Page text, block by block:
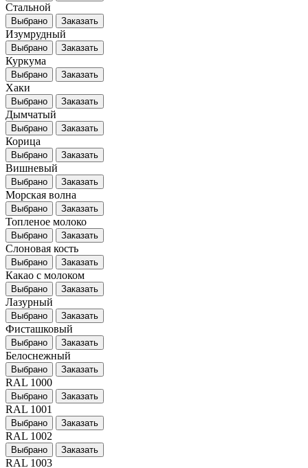
Стальной
Выбрано Заказать
Изумрудный
Выбрано Заказать
Куркума
Выбрано Заказать
Хаки
Выбрано Заказать
Дымчатый
Выбрано Заказать
Корица
Выбрано Заказать
Вишневый
Выбрано Заказать
Морская волна
Выбрано Заказать
Топленое молоко
Выбрано Заказать
Слоновая кость
Выбрано Заказать
Какао с молоком
Выбрано Заказать
Лазурный
Выбрано Заказать
Фисташковый
Выбрано Заказать
Белоснежный
Выбрано Заказать
RAL 1000
Выбрано Заказать
RAL 1001
Выбрано Заказать
RAL 1002
Выбрано Заказать
RAL 1003